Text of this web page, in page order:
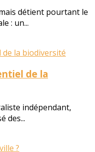
détient pourtant le
: un...
de la
indépendant,
des...